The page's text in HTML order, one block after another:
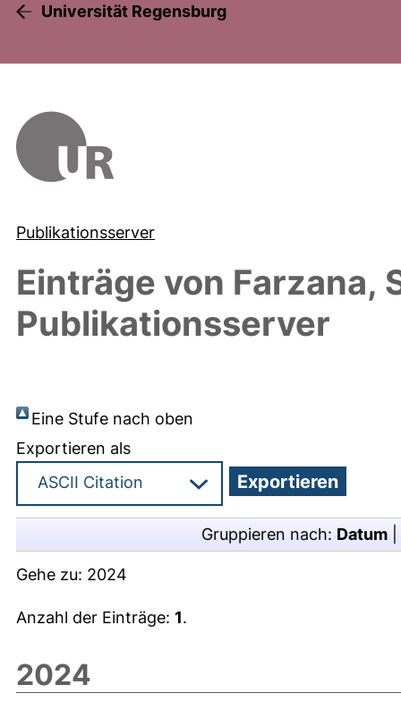
Universität Regensburg
Publikationsserver
Einträge von Farzana,
Publikationsserver
Eine Stufe nach oben
Exportieren als
Gruppieren nach: Datum
Gehe zu: 2024
Anzahl der Einträge: 1.
2024